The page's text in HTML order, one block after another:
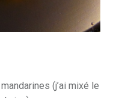
(j’ai mixé le